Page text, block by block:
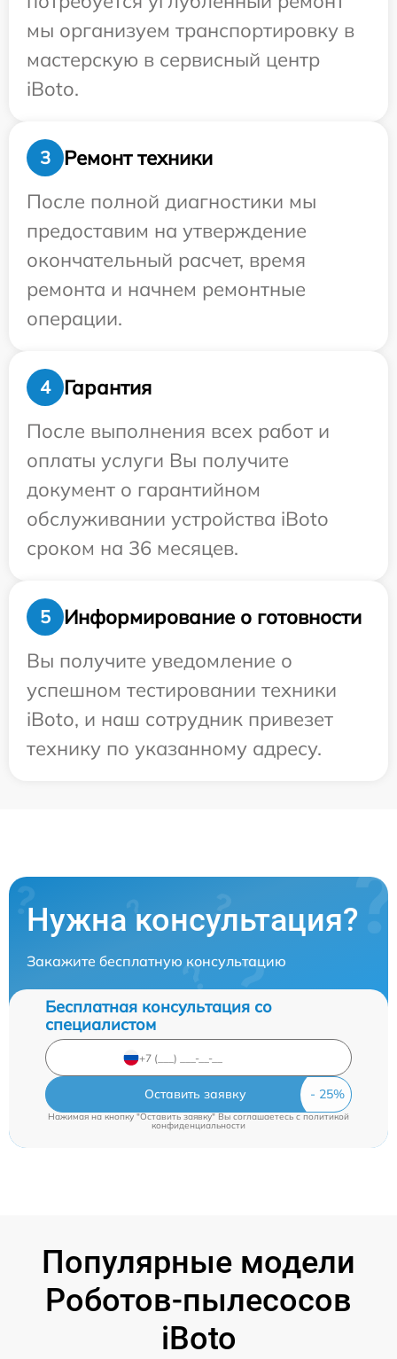
мы организуем транспортировку в
мастерскую в сервисный центр
iBoto.
3
Ремонт техники
После полной диагностики мы
предоставим на утверждение
окончательный расчет, время
ремонта и начнем ремонтные
операции.
4
Гарантия
После выполнения всех работ и
оплаты услуги Вы получите
документ о гарантийном
обслуживании устройства iBoto
сроком на 36 месяцев.
5
Информирование о готовности
Вы получите уведомление о
успешном тестировании техники
iBoto, и наш сотрудник привезет
технику по указанному адресу.
Нужна консультация?
Закажите бесплатную консультацию
Бесплатная консультация со
специалистом
Оставить заявку
Нажимая на кнопку "Оставить заявку" Вы соглашаетесь c политикой
конфиденциальности
Популярные модели
Роботов-пылесосов
iBoto